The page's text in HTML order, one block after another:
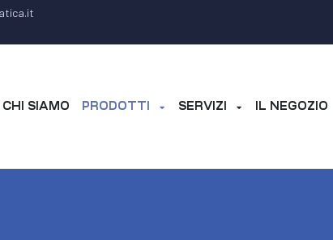
CHI SIAMO PRODOTTI SERVIZI IL NEGOZIO